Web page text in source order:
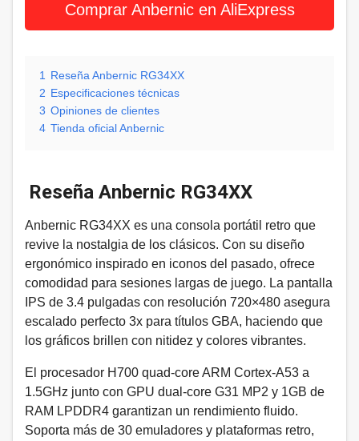
Comprar Anbernic en AliExpress
1
Reseña Anbernic RG34XX
2 Especificaciones técnicas
3 Opiniones de clientes
4 Tienda oficial Anbernic
Reseña Anbernic RG34XX
Anbernic RG34XX es una consola portátil retro que
revive la nostalgia de los clásicos. Con su diseño
ergonómico inspirado en iconos del pasado, ofrece
comodidad para sesiones largas de juego. La pantalla
IPS de 3.4 pulgadas con resolución 720×480 asegura
escalado perfecto 3x para títulos GBA, haciendo que
los gráficos brillen con nitidez y colores vibrantes.
El procesador H700 quad-core ARM Cortex-A53 a
1.5GHz junto con GPU dual-core G31 MP2 y 1GB de
RAM LPDDR4 garantizan un rendimiento fluido.
Soporta más de 30 emuladores y plataformas retro,